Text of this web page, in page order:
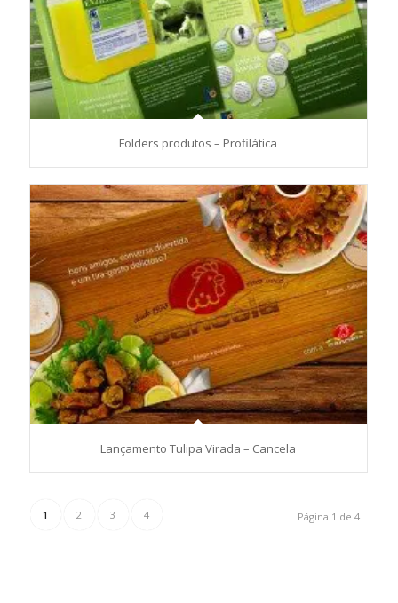
Folders produtos – Profilática
Lançamento Tulipa Virada – Cancela
Página 1 de 4
1 2 3 4